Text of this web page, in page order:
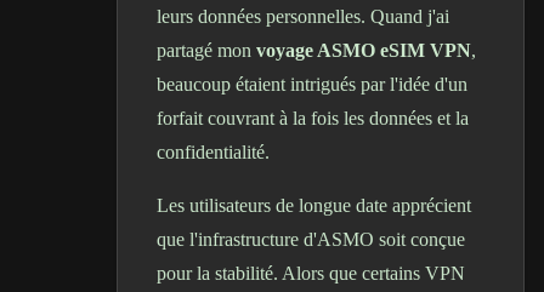
leurs données personnelles. Quand j'ai
partagé mon voyage ASMO eSIM VPN,
beaucoup étaient intrigués par l'idée d'un
forfait couvrant à la fois les données et la
confidentialité.
Les utilisateurs de longue date apprécient
que l'infrastructure d'ASMO soit conçue
pour la stabilité. Alors que certains VPN